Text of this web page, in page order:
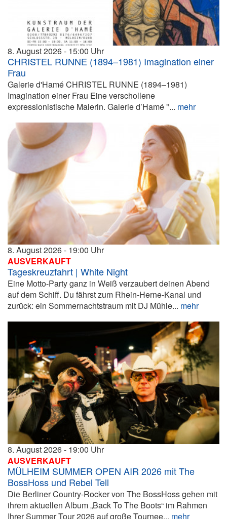
8. August 2026 15:00
CHRISTEL RUNNE (1894–1981) Imagination einer
Frau
Galerie d'Hamé CHRISTEL RUNNE (1894–1981)
Imagination einer Frau Eine verschollene
expressionistische Malerin. Galerie d’Hamé "... mehr
8. August 2026
19:00
AUSVERKAUFT
Tageskreuzfahrt | White Night
Eine Motto-Party ganz in Weiß verzaubert deinen Abend
auf dem Schiff. Du fährst zum Rhein-Herne-Kanal und
zurück: ein Sommernachtstraum mit DJ Mühle... mehr
8. August 2026
19:00
AUSVERKAUFT
MÜLHEIM SUMMER OPEN AIR 2026 mit The
BossHoss und Rebel Tell
Die Berliner Country-Rocker von The BossHoss gehen mit
ihrem aktuellen Album „Back To The Boots“ im Rahmen
Ihrer Summer Tour 2026 auf große Tournee... mehr